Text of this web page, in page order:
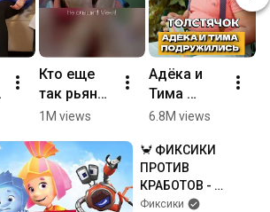
Кто еще
так рьяно
болеет за
#ералаш
#футбол
#болельщ
1M views
Адёка и
Тима
помирили
Королева
Двора
6.8M views
🦀 ФИКСИКИ
ПРОТИВ
КРАБОТОВ -
Полнометражный
Фиксики